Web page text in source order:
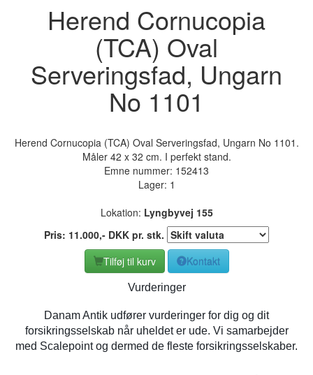
Herend Cornucopia
(TCA) Oval
Serveringsfad, Ungarn
No 1101
Herend Cornucopia (TCA) Oval Serveringsfad, Ungarn No 1101.
Måler 42 x 32 cm. I perfekt stand.
Emne nummer: 152413
Lager: 1
Lokation: Lyngbyvej 155
Pris: 11.000,- DKK pr. stk.
Tilføj til kurv
Kontakt
Vurderinger
Danam Antik udfører vurderinger for dig og dit
forsikringsselskab når uheldet er ude. Vi samarbejder
med Scalepoint og dermed de fleste forsikringsselskaber.